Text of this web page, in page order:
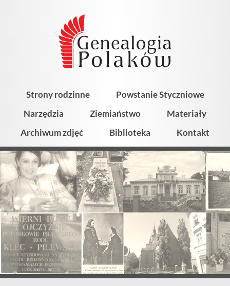
Strony rodzinne
Powstanie Styczniowe
Narzędzia
Ziemiaństwo
Materiały
Archiwum zdjęć
Biblioteka Kontakt